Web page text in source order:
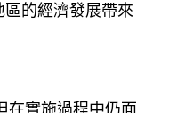
的經濟發展帶來